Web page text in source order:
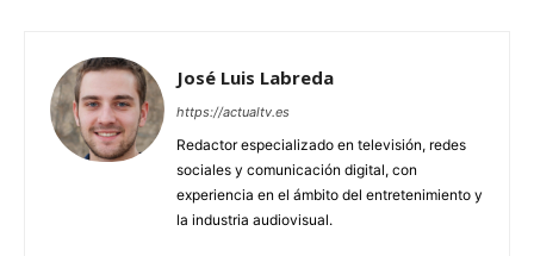
José Luis Labreda
https://actualtv.es
Redactor especializado en televisión, redes
sociales y comunicación digital, con
experiencia en el ámbito del entretenimiento y
la industria audiovisual.